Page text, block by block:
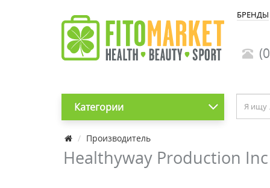
БРЕНДЫ
Категории
Производитель
Healthyway Production